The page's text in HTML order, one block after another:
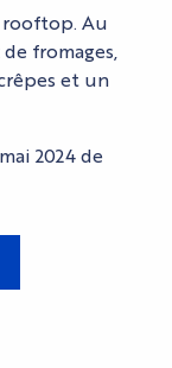
Au
fromages,
et un
2024 de